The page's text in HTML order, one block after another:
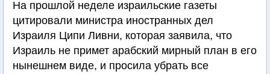
На прошлой неделе израильские газеты
цитировали министра иностранных дел
Израиля Ципи Ливни, которая заявила, что
Израиль не примет арабский мирный план в его
нынешнем виде, и просила убрать все